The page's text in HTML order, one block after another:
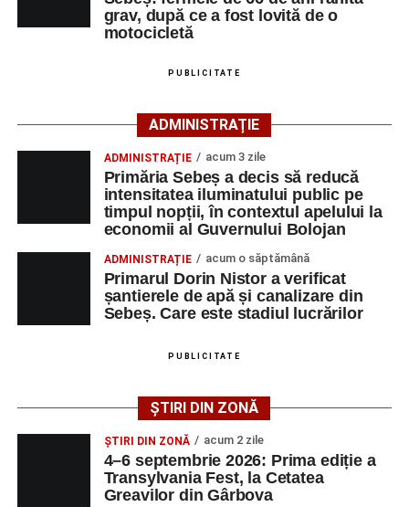
Fest, la Cetatea Greavilor din Gârbova
Polițiștii s-au deplasat la fața locului pentru efectuarea
cercetărilor și stabilirea împrejurărilor exacte în care s-a
pentru fluidizarea traficului rutier în zonă.
„Victima, o persoană de sex feminin de
66 ani, va fi transportată la UPU Alba Iulia”
transmis ISU Alba.
Adaugă-ne ca sursă preferată
Urmărește-ne pe Google News
spital după ce a fost lovită de o motocicletă pe
strada Dorobanți din Sebeș
Accident pe strada Dorobanți din Sebeș: fermeie
de 66 de ani rănită grav, după ce a fost lovită de o
motocicletă
grav, după ce a fost lovită de o
motocicletă
PUBLICITATE
ADMINISTRAȚIE
ADMINISTRAȚIE acum 3 zile
Primăria Sebeș a decis să reducă
intensitatea iluminatului public pe
timpul nopții, în contextul apelului la
economii al Guvernului Bolojan
ADMINISTRAȚIE acum o săptămână
Primarul Dorin Nistor a verificat
șantierele de apă și canalizare din
Sebeș. Care este stadiul lucrărilor
PUBLICITATE
ȘTIRI DIN ZONĂ
ȘTIRI DIN ZONĂ acum 2 zile
4–6 septembrie 2026: Prima ediție a
Transylvania Fest, la Cetatea
Greavilor din Gârbova